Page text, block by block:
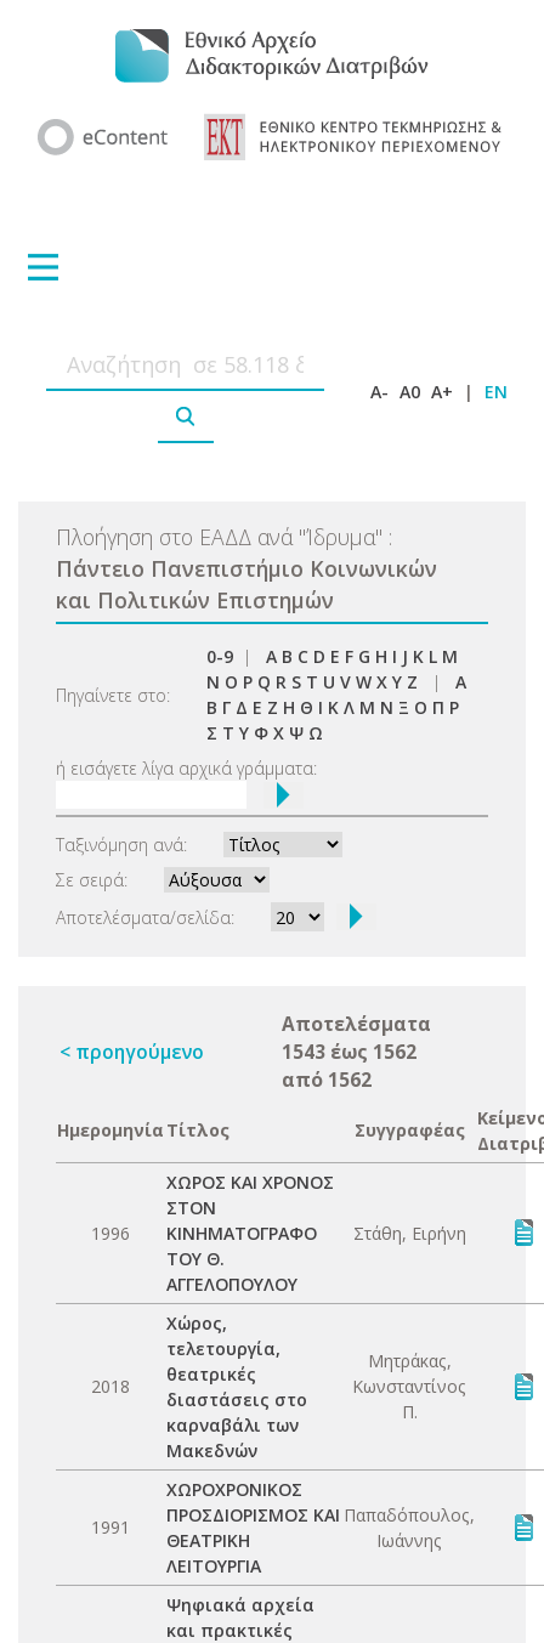
A- A0 A+ | EN
Πλοήγηση στο ΕΑΔΔ ανά "Ίδρυμα" :
Πάντειο Πανεπιστήμιο Κοινωνικών
και Πολιτικών Επιστημών
Πηγαίνετε στο:
0-9 | A B C D E F G H I J K L M
N O P Q R S T U V W X Y Z | Α
Β Γ Δ Ε Ζ Η Θ Ι Κ Λ Μ Ν Ξ Ο Π Ρ
Σ Τ Υ Φ Χ Ψ Ω
ή εισάγετε λίγα αρχικά γράμματα:
Ταξινόμηση ανά:
Σε σειρά:
Αποτελέσματα/σελίδα:
< προηγούμενο
Αποτελέσματα
1543 έως 1562
από 1562
Ημερομηνία Τίτλος Συγγραφέας
1996
ΧΩΡΟΣ ΚΑΙ ΧΡΟΝΟΣ
ΣΤΟΝ
ΚΙΝΗΜΑΤΟΓΡΑΦΟ
ΤΟΥ Θ.
ΑΓΓΕΛΟΠΟΥΛΟΥ
Στάθη, Ειρήνη
2018
Χώρος,
τελετουργία,
θεατρικές
διαστάσεις στο
καρναβάλι των
Μακεδνών
Μητράκας,
Κωνσταντίνος
Π.
1991
ΧΩΡΟΧΡΟΝΙΚΟΣ
ΠΡΟΣΔΙΟΡΙΣΜΟΣ ΚΑΙ
ΘΕΑΤΡΙΚΗ
ΛΕΙΤΟΥΡΓΙΑ
Παπαδόπουλος,
Ιωάννης
Ψηφιακά αρχεία
και πρακτικές